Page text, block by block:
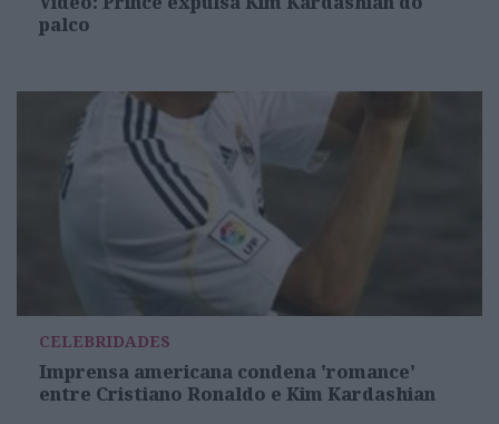
palco
CELEBRIDADES
Imprensa americana condena 'romance'
entre Cristiano Ronaldo e Kim Kardashian